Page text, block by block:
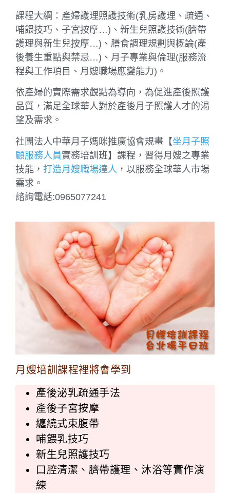
課程大綱：產婦護理照護技術(乳房護理、疏通、
哺餵技巧、子宮按摩…)、新生兒照護技術(臍帶
護理與新生兒按摩…)、膳食調理規劃與概論(產
後養生重點與禁忌…)、月子專業與倫理(服務流
程與工作項目、月嫂職場應變能力)。
依產婦的實際需求觀點為導向，為促進產後照護
品質，滿足全球華人對於產後月子照護人才的渴
望及需求。
社團法人中華月子媽咪推廣協會規畫【坐月子照
顧服務人員實務培訓班】課程，習得月嫂之專業
技能， 打造月嫂職場達人 ，以服務全球華人市場
需求。
諮詢電話:0965077241
月嫂培訓課程裡將會學到
產後泌乳疏通手法
產後子宮按摩
纏繞式束腹帶
哺餵乳技巧
新生兒照護技巧
口腔清潔、臍帶護理、沐浴等實作演
練